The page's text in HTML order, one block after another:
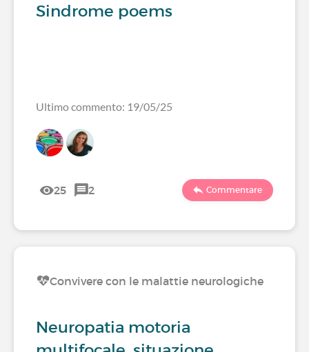
Sindrome poems
Ultimo commento: 19/05/25
25 2 Commentare
Convivere con le malattie neurologiche
Neuropatia motoria